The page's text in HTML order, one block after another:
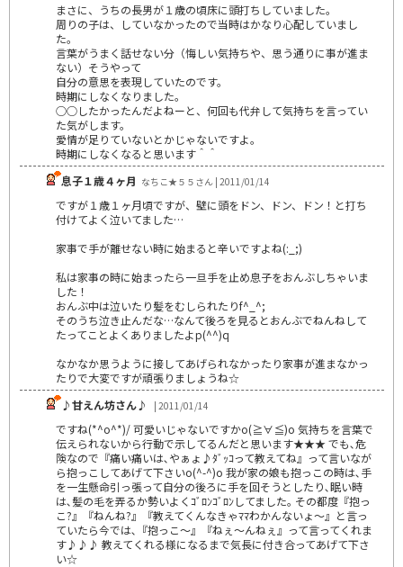
まさに、うちの長男が１歳の頃床に頭打ちしていました。
周りの子は、していなかったので当時はかなり心配していまし
た。
言葉がうまく話せない分（悔しい気持ちや、思う通りに事が進ま
ない）そうやって
自分の意思を表現していたのです。
時期にしなくなりました。
○○したかったんだよねーと、何回も代弁して気持ちを言ってい
た気がします。
愛情が足りていないとかじゃないですよ。
時期にしなくなると思います＾＾
息子１歳４ヶ月 なちこ★５５さん | 2011/01/14
ですが１歳１ヶ月頃ですが、壁に頭をドン、ドン、ドン！と打ち
付けてよく泣いてました…
家事で手が離せない時に始まると辛いですよね(:_;)
私は家事の時に始まったら一旦手を止め息子をおんぶしちゃいま
した！
おんぶ中は泣いたり髪をむしられたりf^_^;
そのうち泣き止んだな…なんて後ろを見るとおんぶでねんねして
たってことよくありましたよp(^^)q
なかなか思うように接してあげられなかったり家事が進まなかっ
たりで大変ですが頑張りましょうね☆
♪甘えん坊さん♪
| 2011/01/14
ですね(*^o^*)/ 可愛いじゃないですかo(≧∀≦)o 気持ちを言葉で
伝えられないから行動で示してるんだと思います★★★ でも､危
険なので『痛い痛いは､やぁょ♪ﾀﾞｯｺって教えてね』って言いなが
ら抱っこしてあげて下さいo(^-^)o 我が家の娘も抱っこの時は､手
を一生懸命引っ張って自分の後ろに手を回そうとしたり､眠い時
は､髪の毛を弄るか勢いよくｺﾞﾛﾝｺﾞﾛﾝしてました｡ その都度『抱っ
こ?』『ねんね?』『教えてくんなきゃﾏﾏわかんないょ～』と言っ
ていたら今では､『抱っこ～』『ねぇ～んねぇ』って言ってくれま
す♪♪♪ 教えてくれる様になるまで気長に付き合ってあげて下さ
い☆